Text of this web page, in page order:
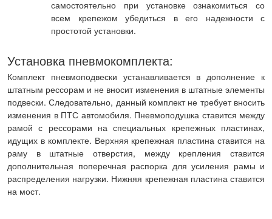
самостоятельно при установке ознакомиться со
всем крепежом убедиться в его надежности с
простотой установки.
Установка пневмокомплекта:
Комплект пневмоподвески устанавливается в дополнение к
штатным рессорам и не вносит изменения в штатные элементы
подвески. Следовательно, данный комплект не требует вносить
изменения в ПТС автомобиля. Пневмоподушка ставится между
рамой с рессорами на специальных крепежных пластинах,
идущих в комплекте. Верхняя крепежная пластина ставится на
раму в штатные отверстия, между крепления ставится
дополнительная поперечная распорка для усиления рамы и
распределения нагрузки. Нижняя крепежная пластина ставится
на мост.